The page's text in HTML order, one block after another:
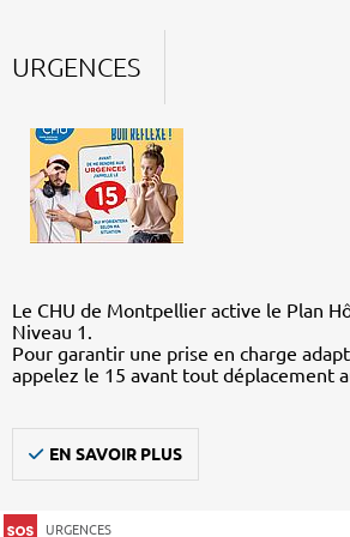
URGENCES
Le CHU de Montpellier active le Plan
Niveau 1.
Pour garantir une prise en charge
appelez le 15 avant tout déplacement
EN SAVOIR PLUS
URGENCES